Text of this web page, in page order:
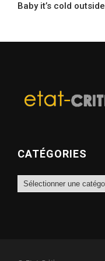
Baby it’s cold outside
CATÉGORIES
Catégories